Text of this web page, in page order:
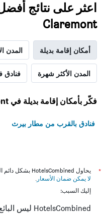
Claremont
أمكان إقامة بديلة المدن
المدن الأكثر شهرة فنادق
فكّر بأمكان إقامة بديلة في Mount Claremont
فنادق بالقرب من مطار بيرث
*
يحاول HotelsCombined بشكل دائم الحصول على الأسعار الدقيقة، ولكن
لا يمكن ضمان الأسعار .
إليك السبب:
HotelsCombined ليس البائع